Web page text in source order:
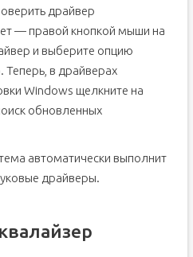
драйвер
— правой кнопкой мыши на
и выберите опцию
в драйверах
Windows щелкните на
обновленных
автоматически выполнит
драйверы.